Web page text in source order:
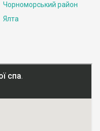
Чорноморський район
Ялта